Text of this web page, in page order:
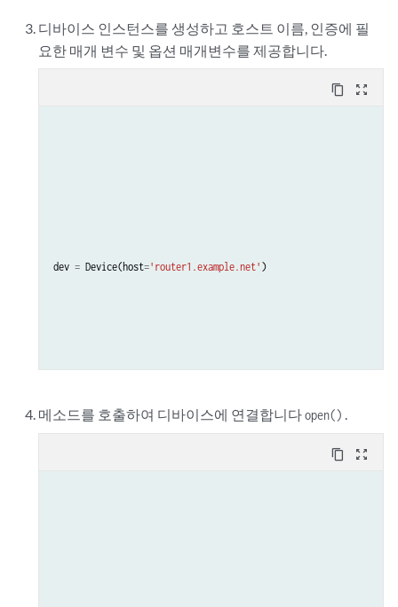
디바이스 인스턴스를 생성하고 호스트 이름, 인증에 필
요한 매개 변수 및 옵션 매개변수를 제공합니다.
content_copy zoom_out_map
dev = Device(host='router1.example.net' )
메소드를 호출하여 디바이스에 연결합니다open() .
content_copy zoom_out_map